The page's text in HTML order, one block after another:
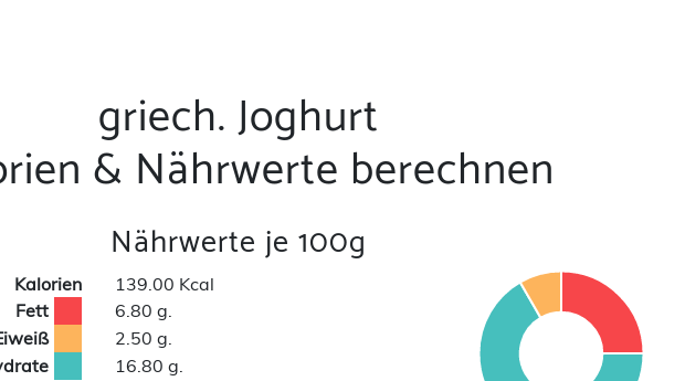
griech. Joghurt
& Nährwerte berechnen
Nährwerte je 100g
Kalorien
139.00 Kcal
Fett
6.80 g.
2.50 g.
16.80 g.